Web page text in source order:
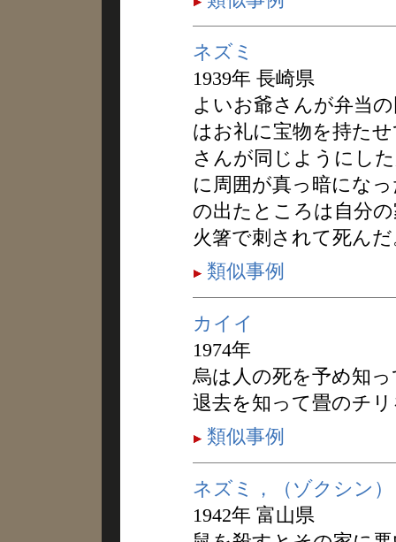
ネズミ
1939年 長崎県
よいお爺さんが弁当
はお礼に宝物を持た
さんが同じようにし
に周囲が真っ暗にな
の出たところは自分
火箸で刺されて死ん
類似事例
カイイ
1974年
烏は人の死を予め知
退去を知って畳のチ
類似事例
ネズミ，（ゾクシン）
1942年 富山県